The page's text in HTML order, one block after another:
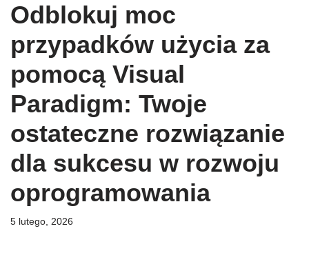
Odblokuj moc
przypadków użycia za
pomocą Visual
Paradigm: Twoje
ostateczne rozwiązanie
dla sukcesu w rozwoju
oprogramowania
5 lutego, 2026